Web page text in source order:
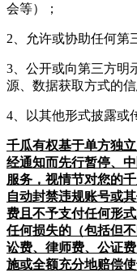
会等）；
2、允许或协助任何第
3、公开或向第三方明
源、数据获取方式的信
4、以其他形式披露或
千瓜有权基于单方独
经通知而先行暂停、
服务，视情节对您的
自动封禁违规账号或
费且不予支付任何形
任何损失的（包括但
讼费、律师费、公证
施或全额充分地赔偿使